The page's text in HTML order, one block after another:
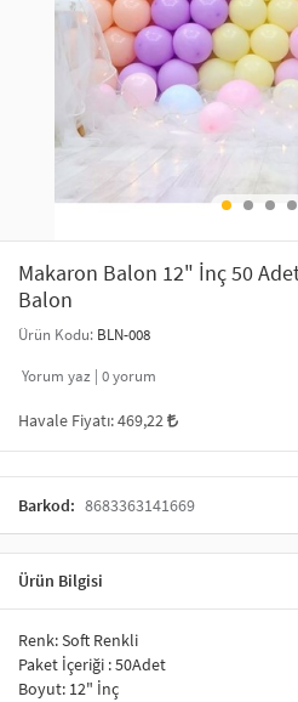
SAÇ AKSESUARLARI
GELİN / DÜĞÜN AKSESUARLARI
TELEFON ASKISI
MAKYAJ ÇANTASI
ŞAL VE FULAR
ODA KOKUSU VE MUM
PARTİ SÜSLERİ
YILBAŞI ÜRÜNLERİ
KULLAN AT TABAK BARDAK SETİ
Makaron Balon 12" İnç 50 Adet
Balon
Ürün Kodu: BLN-008
Yorum yaz | 0yorum
Havale Fiyatı:469,22
Barkod: 8683363141669
Ürün Bilgisi
Renk: Soft Renkli
Paket İçeriği : 50Adet
Boyut: 12" İnç